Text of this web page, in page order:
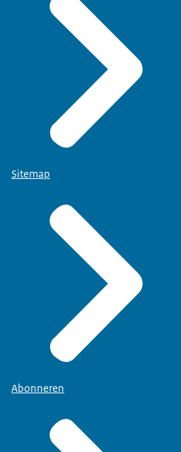
Sitemap
Abonneren